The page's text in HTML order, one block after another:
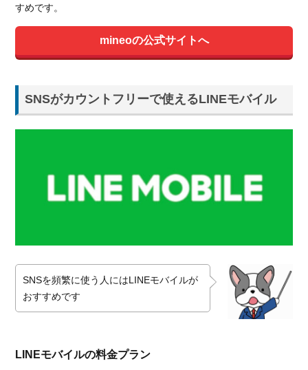
すめです。
mineoの公式サイトへ
SNSがカウントフリーで使えるLINEモバイル
SNSを頻繁に使う人にはLINEモバイルが
おすすめです
LINEモバイルの料金プラン